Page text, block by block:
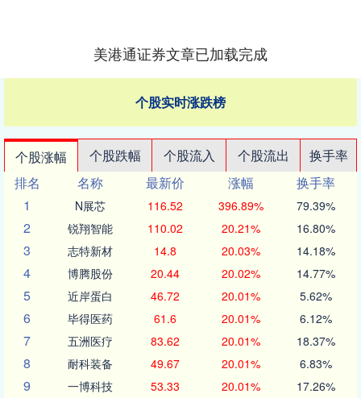
美港通证券文章已加载完成
个股实时涨跌榜
个股涨幅 个股跌幅 个股流入 个股流出
换手率
排名
名称 最新价 涨幅
换手率
1
N展芯 116.52 396.89% 79.39%
2 锐翔智能 110.02 20.21% 16.80%
3 志特新材 14.8 20.03% 14.18%
4 博腾股份 20.44 20.02% 14.77%
5 近岸蛋白 46.72 20.01% 5.62%
6 毕得医药 61.6 20.01% 6.12%
7 五洲医疗 83.62 20.01% 18.37%
8 耐科装备 49.67 20.01% 6.83%
9 一博科技 53.33 20.01% 17.26%